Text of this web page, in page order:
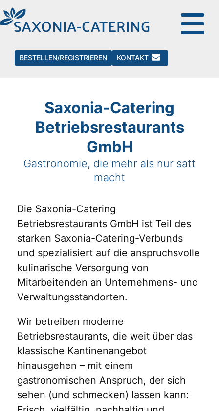
BESTELLEN/REGISTRIEREN KONTAKT
Saxonia-Catering
Betriebsrestaurants
GmbH
Gastronomie, die mehr als nur satt
macht
Die Saxonia-Catering
Betriebsrestaurants GmbH ist Teil des
starken Saxonia-Catering-Verbunds
und spezialisiert auf die anspruchsvolle
kulinarische Versorgung von
Mitarbeitenden an Unternehmens- und
Verwaltungsstandorten.
Wir betreiben moderne
Betriebsrestaurants, die weit über das
klassische Kantinenangebot
hinausgehen – mit einem
gastronomischen Anspruch, der sich
sehen (und schmecken) lassen kann: